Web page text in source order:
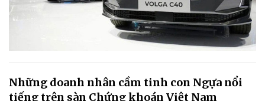
Những doanh nhân cầm tinh con Ngựa nổi
tiếng trên sàn Chứng khoán Việt Nam